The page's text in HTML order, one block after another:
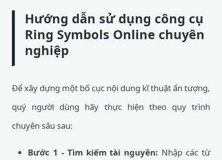
Hướng dẫn sử dụng công cụ
Ring Symbols Online chuyên
nghiệp
Để xây dựng một bố cục nội dung kĩ thuật ấn tượng,
quý người dùng hãy thực hiện theo quy trình
chuyên sâu sau:
Bước 1 - Tìm kiếm tài nguyên: Nhập các từ